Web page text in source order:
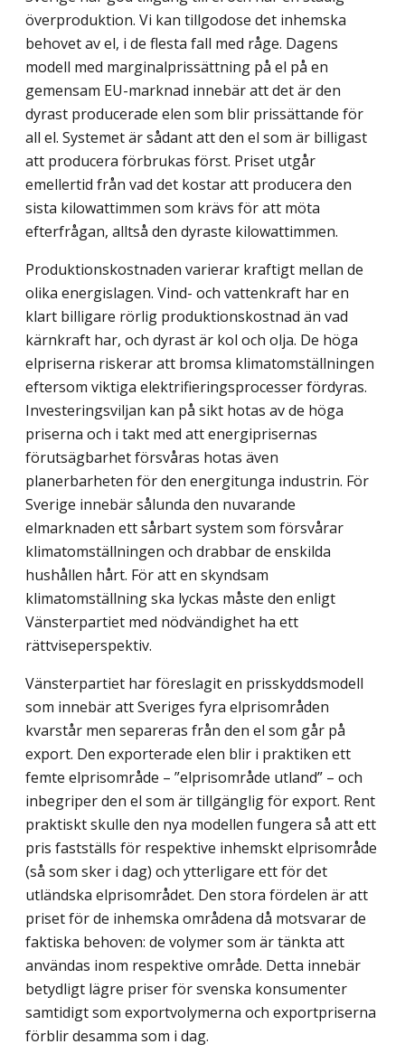
överproduktion. Vi kan tillgodose det inhemska
behovet av el, i de flesta fall med råge. Dagens
modell med marginalprissättning på el på en
gemensam EU-marknad innebär att det är den
dyrast producerade elen som blir prissättande för
all el. Systemet är sådant att den el som är billigast
att producera förbrukas först. Priset utgår
emellertid från vad det kostar att producera den
sista kilo­wattimmen som krävs för att möta
efterfrågan, alltså den dyraste kilowattimmen.
Produktionskostnaden varierar kraftigt mellan de
olika energislagen. Vind- och vatten­kraft har en
klart billigare rörlig produktionskostnad än vad
kärnkraft har, och dyrast är kol och olja. De höga
elpriserna riskerar att bromsa klimatomställningen
eftersom viktiga elektrifieringsprocesser fördyras.
Investeringsviljan kan på sikt hotas av de höga
priserna och i takt med att energiprisernas
förutsägbarhet försvåras hotas även
planerbarheten för den energitunga industrin. För
Sverige innebär sålunda den nuvarande
elmarknaden ett sårbart system som försvårar
klimatomställningen och drabbar de enskilda
hushållen hårt. För att en skyndsam
klimatomställning ska lyckas måste den enligt
Vänsterpartiet med nödvändighet ha ett
rättviseperspektiv.
Vänsterpartiet har föreslagit en prisskyddsmodell
som innebär att Sveriges fyra elprisområden
kvarstår men separeras från den el som går på
export. Den exporterade elen blir i praktiken ett
femte elprisområde – ”elprisområde utland” – och
inbegriper den el som är tillgänglig för export. Rent
praktiskt skulle den nya modellen fungera så att ett
pris fastställs för respektive inhemskt elprisområde
(så som sker i dag) och ytter­ligare ett för det
utländska elprisområdet. Den stora fördelen är att
priset för de inhemska områdena då motsvarar de
faktiska behoven: de volymer som är tänkta att
användas inom respektive område. Detta innebär
betydligt lägre priser för svenska konsumenter
samtidigt som exportvolymerna och exportpriserna
förblir desamma som i dag.